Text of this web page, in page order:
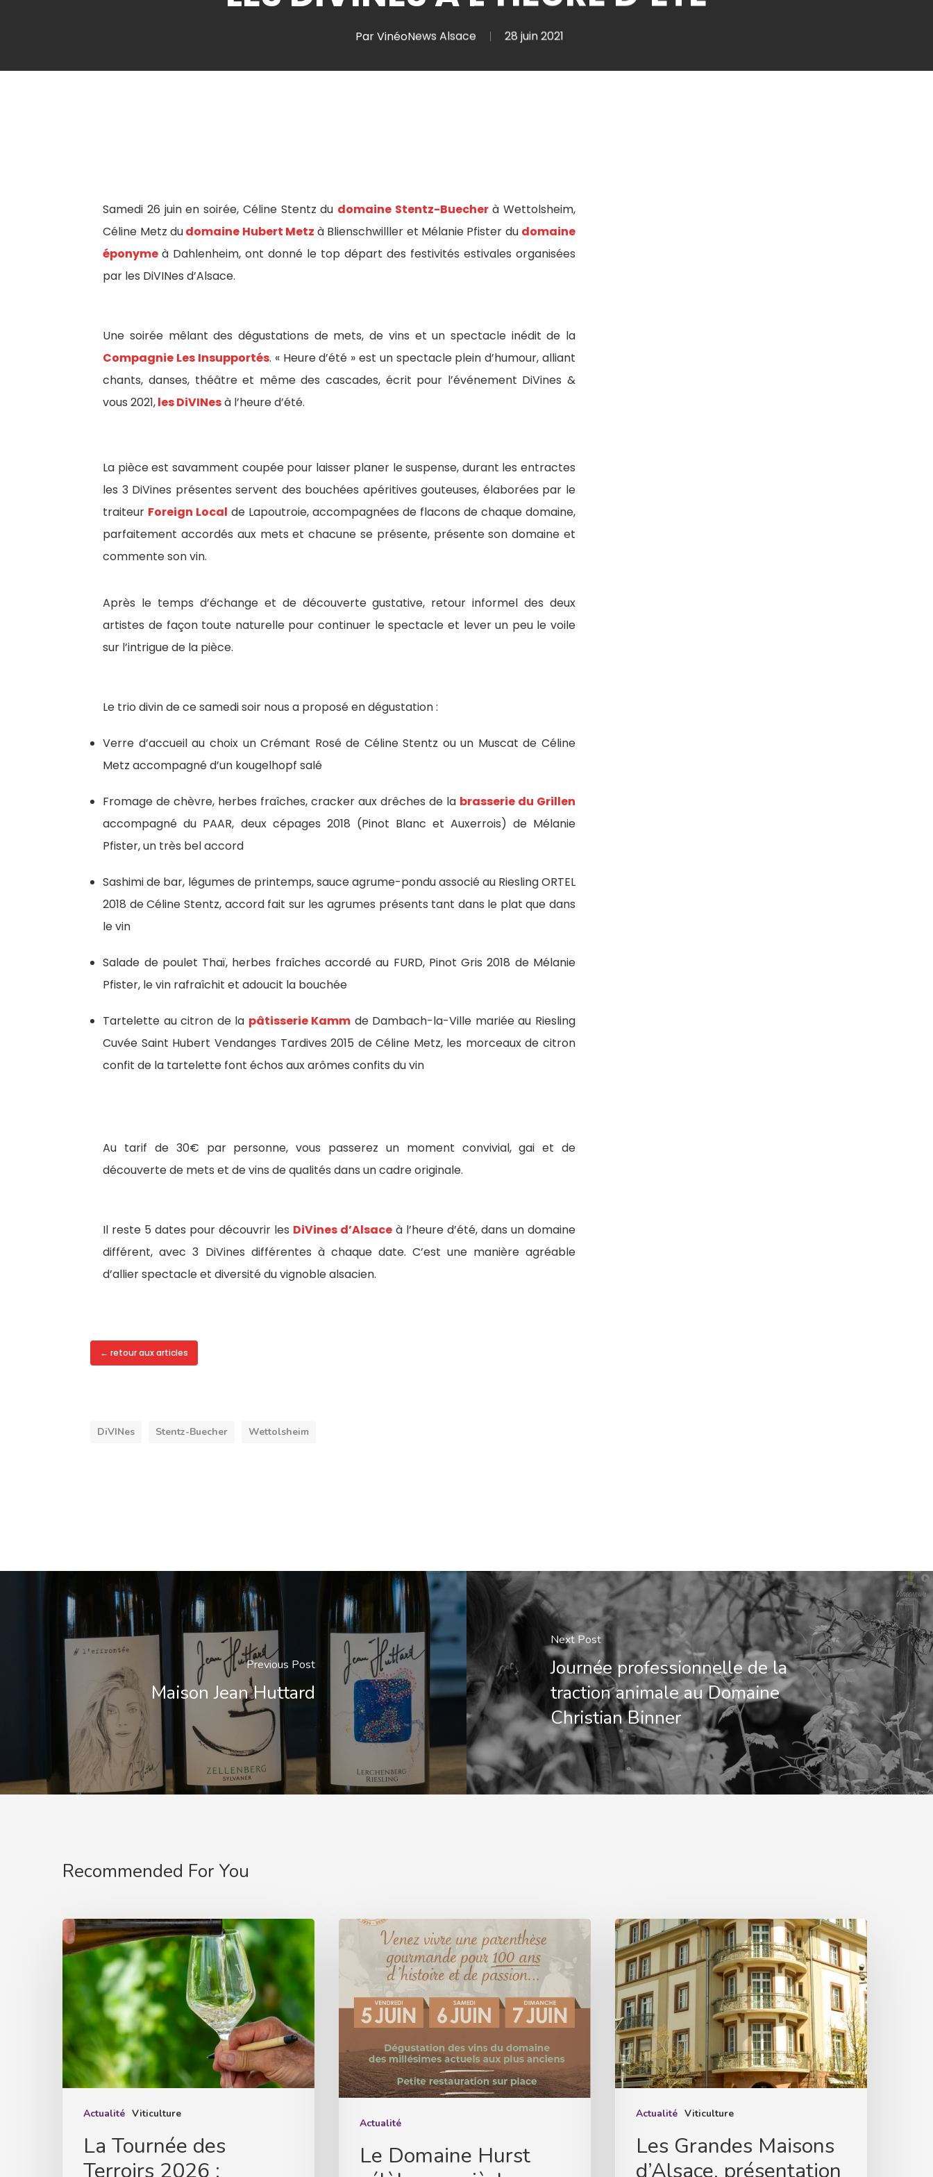
ParVinéoNews Alsace 28 juin 2021
Samedi 26 juin en soirée, Céline Stentz du domaine Stentz-Buecherà Wettolsheim,
Céline Metz dudomaine Hubert Metz à Blienschwilller et Mélanie Pfister du domaine
éponyme à Dahlenheim, ont donné le top départ des festivités estivales organisées
par les DiVINes d’Alsace.
Une soirée mêlant des dégustations de mets, de vins et un spectacle inédit de la
Compagnie Les Insupportés. « Heure d’été » est un spectacle plein d’humour, alliant
chants, danses, théâtre et même des cascades, écrit pour l’événement DiVines &
vous 2021,les DiVINesà l’heure d’été.
La pièce est savamment coupée pour laisser planer le suspense, durant les entractes
les 3 DiVines présentes servent des bouchées apéritives gouteuses, élaborées par le
traiteur Foreign Local de Lapoutroie, accompagnées de flacons de chaque domaine,
parfaitement accordés aux mets et chacune se présente, présente son domaine et
commente son vin.
Après le temps d’échange et de découverte gustative, retour informel des deux
artistes de façon toute naturelle pour continuer le spectacle et lever un peu le voile
sur l’intrigue de la pièce.
Le trio divin de ce samedi soir nous a proposé en dégustation :
Verre d’accueil au choix un Crémant Rosé de Céline Stentz ou un Muscat de Céline
Metz accompagné d’un kougelhopf salé
Fromage de chèvre, herbes fraîches, cracker aux drêches de la brasserie du Grillen
accompagné du PAAR, deux cépages 2018 (Pinot Blanc et Auxerrois) de Mélanie
Pfister, un très bel accord
Sashimi de bar, légumes de printemps, sauce agrume-pondu associé au Riesling ORTEL
2018 de Céline Stentz, accord fait sur les agrumes présents tant dans le plat que dans
le vin
Salade de poulet Thaï, herbes fraîches accordé au FURD, Pinot Gris 2018 de Mélanie
Pfister, le vin rafraîchit et adoucit la bouchée
Tartelette au citron de la pâtisserie Kamm de Dambach-la-Ville mariée au Riesling
Cuvée Saint Hubert Vendanges Tardives 2015 de Céline Metz, les morceaux de citron
confit de la tartelette font échos aux arômes confits du vin
Au tarif de 30€ par personne, vous passerez un moment convivial, gai et de
découverte de mets et de vins de qualités dans un cadre originale.
Il reste 5 dates pour découvrir les DiVines d’Alsace à l’heure d’été, dans un domaine
différent, avec 3 DiVines différentes à chaque date. C’est une manière agréable
d’allier spectacle et diversité du vignoble alsacien.
← retour aux articles
DiVINes Stentz-Buecher Wettolsheim
Previous Post
Maison Jean Huttard
Next Post
Journée professionnelle de la
traction animale au Domaine
Christian Binner
Recommended For You
Actualité Viticulture
Tournée
des
Terroirs
2026
:
l’Alsace
célèbre
ses
grands
La Tournée des
Terroirs 2026 :
Actualité
Domaine
siècle
d’histoire
et
de
Turckheim
Le Domaine Hurst
Actualité Viticulture
Grandes
Maisons
d’Alsace,
présentation
du
millésime
2025
Les Grandes Maisons
d’Alsace, présentation